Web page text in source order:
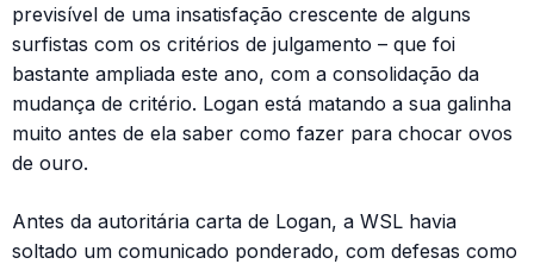
previsível de uma insatisfação crescente de alguns
surfistas com os critérios de julgamento – que foi
bastante ampliada este ano, com a consolidação da
mudança de critério. Logan está matando a sua galinha
muito antes de ela saber como fazer para chocar ovos
de ouro.
Antes da autoritária carta de Logan, a WSL havia
soltado um comunicado ponderado, com defesas como